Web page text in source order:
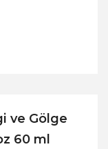
ve Gölge
60 ml